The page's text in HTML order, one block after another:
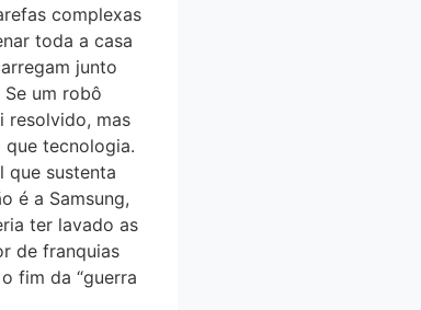
complexas
toda a casa
junto
um robô
resolvido, mas
tecnologia.
sustenta
é a Samsung,
ter lavado as
de franquias
fim da “guerra